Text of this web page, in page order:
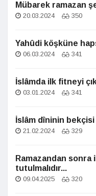
Mübarek ramazan
20.03.2024 350
Yahûdi köşküne
06.03.2024 341
İslâmda ilk fitneyi
03.01.2024 341
İslâm dîninin bekçisi
21.02.2024 329
Ramazandan sonra
tutulmalıdır...
09.04.2025 320